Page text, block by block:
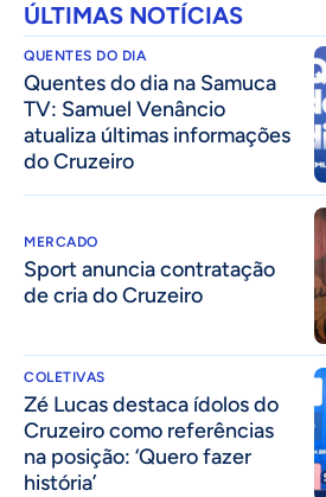
ÚLTIMAS NOTÍCIAS
QUENTES DO DIA
Quentes do dia na Samuca
TV: Samuel Venâncio
atualiza últimas informações
do Cruzeiro
MERCADO
Sport anuncia contratação
de cria do Cruzeiro
COLETIVAS
Zé Lucas destaca ídolos do
Cruzeiro como referências
na posição: ‘Quero fazer
história’